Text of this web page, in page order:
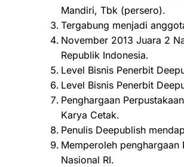
Mandiri, Tbk (persero).
Tergabung menjadi
November 2013 Juara 2
Republik Indonesia.
Level Bisnis Penerbit
Level Bisnis Penerbit
Penghargaan
Karya Cetak.
Penulis Deepublish
Memperoleh
Nasional RI.